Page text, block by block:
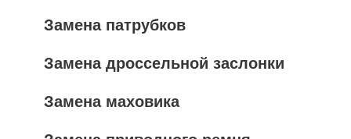
Замена патрубков
Замена дроссельной заслонки
Замена маховика